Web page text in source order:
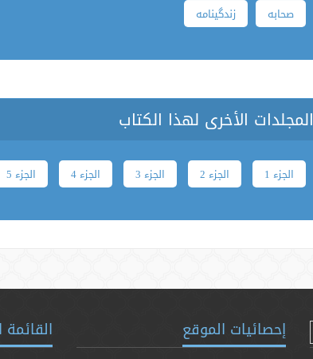
صحابه زندگینامه
المجلدات الأخرى لهذا الكتاب
الجزء 1 الجزء 2 الجزء 3 الجزء 4 الجزء 5
إحصائيات الموقع القائمة